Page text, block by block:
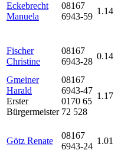
Eckebrecht
Manuela
08167
6943-59
1.14
Fischer
Christine
08167
6943-28
0.14
Gmeiner
Harald
Erster
Bürgermeister
08167
6943-47
0170 65
72 528
1.17
Götz Renate
08167
6943-24
1.01